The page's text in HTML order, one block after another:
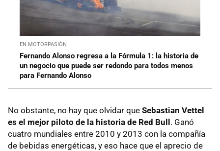
EN MOTORPASIÓN
Fernando Alonso regresa a la Fórmula 1: la historia de
un negocio que puede ser redondo para todos menos
para Fernando Alonso
No obstante, no hay que olvidar que Sebastian Vettel
es el mejor piloto de la historia de Red Bull. Ganó
cuatro mundiales entre 2010 y 2013 con la compañía
de bebidas energéticas, y eso hace que el aprecio de